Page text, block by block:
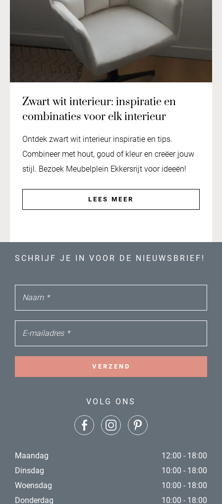
Zwart wit interieur: inspiratie en
combinaties voor elk interieur
Ontdek zwart wit interieur inspiratie en tips.
Combineer met hout, goud of kleur en creëer jouw
stijl. Bezoek Meubelplein Ekkersrijt voor ideeën!
LEES MEER
SCHRIJF JE IN VOOR DE NIEUWSBRIEF!
Naam *
E-mailadres *
VERZEND
VOLG ONS
Maandag
12:00 - 18:00
Dinsdag
10:00 - 18:00
Woensdag
10:00 - 18:00
Donderdag
10:00 - 18:00